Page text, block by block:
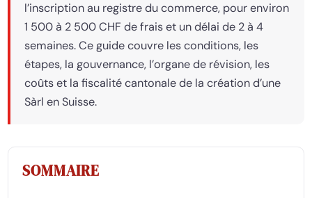
l’inscription au registre du commerce, pour environ
1 500 à 2 500 CHF de frais et un délai de 2 à 4
semaines. Ce guide couvre les conditions, les
étapes, la gouvernance, l’organe de révision, les
coûts et la fiscalité cantonale de la création d’une
Sàrl en Suisse.
SOMMAIRE